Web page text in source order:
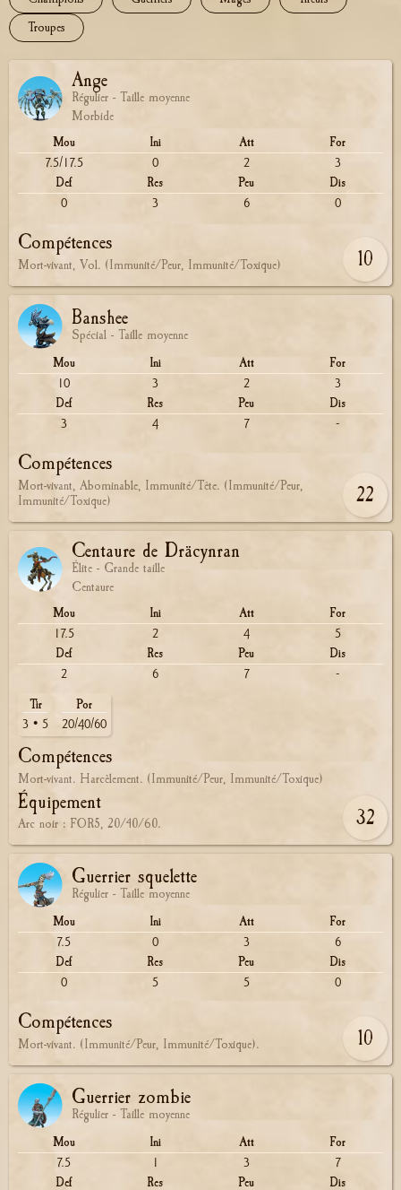
Troupes
Ange
Régulier - Taille moyenne
Morbide
Mou
7.5/17.5
Ini
0
Att
2
For
3
Def
0
Res
3
Peu
6
Dis
0
Compétences
Mort-vivant, Vol. (Immunité/Peur, Immunité/Toxique) 10
Banshee
Spécial - Taille moyenne
Mou
10
Ini
3
Att
2
For
3
Def
3
Res
4
Peu
7
Dis
-
Compétences
Mort-vivant, Abominable, Immunité/Tête. (Immunité/Peur,
Immunité/Toxique)
22
Centaure de Dräcynran
Élite - Grande taille
Centaure
Mou
17.5
Ini
2
Att
4
For
5
Def
2
Res
6
Peu
7
Dis
-
Tir
3 • 5
Por
20/40/60
Compétences
Mort-vivant. Harcèlement. (Immunité/Peur, Immunité/Toxique)
Équipement
Arc noir : FOR5, 20/40/60. 32
Guerrier squelette
Régulier - Taille moyenne
Mou
7.5
Ini
0
Att
3
For
6
Def
0
Res
5
Peu
5
Dis
0
Compétences
Mort-vivant. (Immunité/Peur, Immunité/Toxique). 10
Guerrier zombie
Régulier - Taille moyenne
Mou
7.5
Ini Att
3
For
7
Def Res Peu Dis